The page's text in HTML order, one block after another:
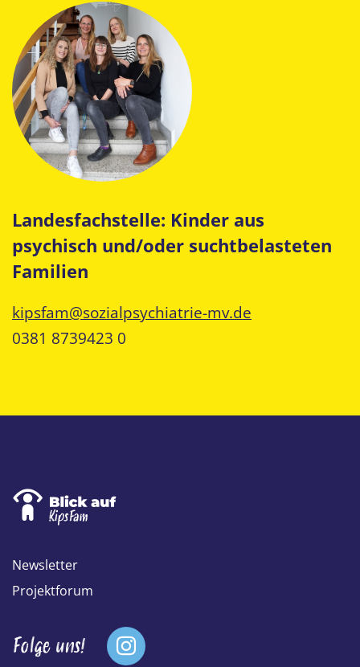
Landesfachstelle: Kinder aus
psychisch und/oder suchtbelasteten
Familien
kipsfam@sozialpsychiatrie-mv.de
0381 8739423 0
Footer Menü
Logo
Newsletter
Projektforum
Fußzeile Social Menü
Folge uns!